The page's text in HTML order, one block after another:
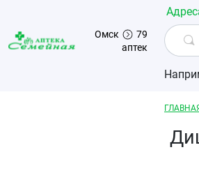
Перейти к основному содержанию
Омск
79
аптек